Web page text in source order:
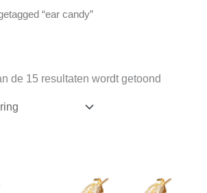
“ear candy”
de 15 resultaten wordt getoond